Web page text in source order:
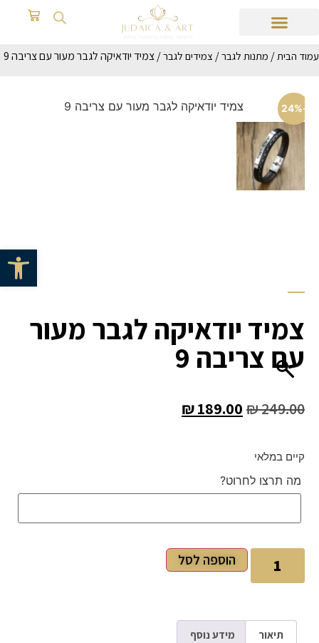
פתח
עמוד הבית/ מתנות לגבר/ צמידים לגבר/ צמיד יודאיקה לגבר מעור עם צריבה 9
-24%
צמיד יודאיקה לגבר מעור
עם צריבה 9
₪249.00
₪189.00
קיים במלאי
מה תרצו לחרוט?
הוספה לסל
תיאור מידע נוסף